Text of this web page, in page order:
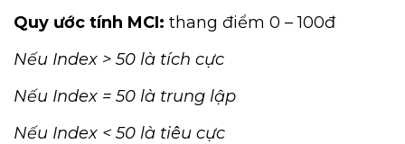
Quy ước tính MCI: thang điểm 0 – 100đ
Nếu Index > 50 là tích cực
Nếu Index = 50 là trung lập
Nếu Index < 50 là tiêu cực